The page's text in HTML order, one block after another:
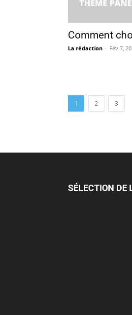
Comment
La rédaction - Fév 7,
1 2 3
SÉLECTION DE